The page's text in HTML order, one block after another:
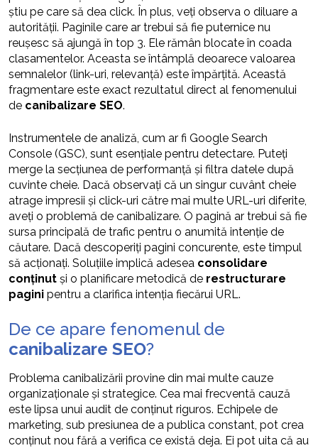
știu pe care să dea click. În plus, veți observa o diluare a
autorității. Paginile care ar trebui să fie puternice nu
reușesc să ajungă în top 3. Ele rămân blocate în coada
clasamentelor. Aceasta se întâmplă deoarece valoarea
semnalelor (link-uri, relevanță) este împărțită. Această
fragmentare este exact rezultatul direct al fenomenului
de canibalizare SEO.
Instrumentele de analiză, cum ar fi Google Search
Console (GSC), sunt esențiale pentru detectare. Puteți
merge la secțiunea de performanță și filtra datele după
cuvinte cheie. Dacă observați că un singur cuvânt cheie
atrage impresii și click-uri către mai multe URL-uri diferite,
aveți o problemă de canibalizare. O pagină ar trebui să fie
sursa principală de trafic pentru o anumită intenție de
căutare. Dacă descoperiți pagini concurente, este timpul
să acționați. Soluțiile implică adesea consolidare
conținut și o planificare metodică de restructurare
pagini pentru a clarifica intenția fiecărui URL.
De ce apare fenomenul de
canibalizare SEO?
Problema canibalizării provine din mai multe cauze
organizaționale și strategice. Cea mai frecventă cauză
este lipsa unui audit de conținut riguros. Echipele de
marketing, sub presiunea de a publica constant, pot crea
conținut nou fără a verifica ce există deja. Ei pot uita că au